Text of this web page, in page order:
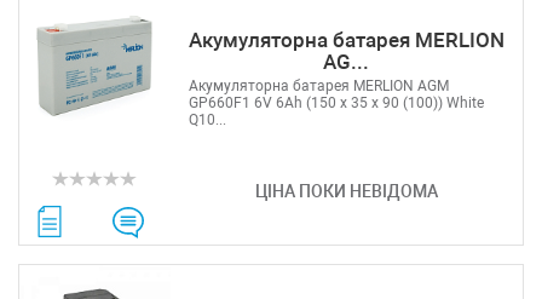
Акумуляторна батарея MERLION
AG...
ЦІНА ПОКИ НЕВІДОМА
Акумуляторна батарея MERLION AGM
GP660F1 6V 6Ah (150 x 35 x 90 (100)) White
Q10...